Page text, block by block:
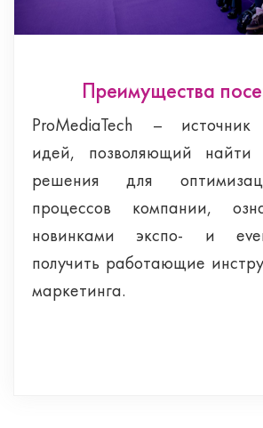
Преимущества
ProMediaTech – источник
идей, позволяющий найти
решения для
процессов компании,
новинками экспо- и
получить работающие
маркетинга.